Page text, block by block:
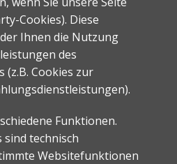
Cookies). Diese
Ihnen die Nutzung
des
Cookies zur
Funktionen.
sind technisch
Websitefunktionen